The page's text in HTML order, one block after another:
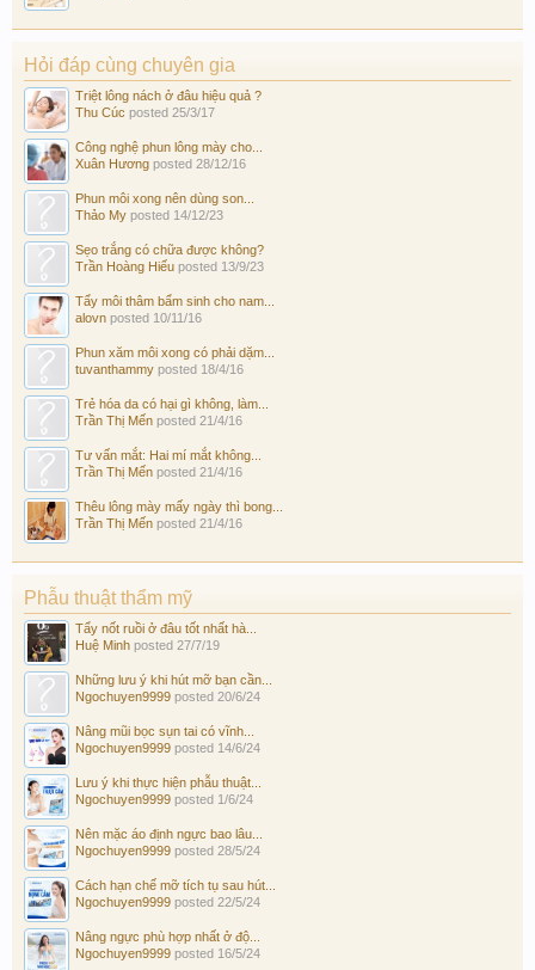
Hỏi đáp cùng chuyên gia
Triệt lông nách ở đâu hiệu quả ?
Thu Cúc posted 25/3/17
Công nghệ phun lông mày cho...
Xuân Hương posted 28/12/16
Phun môi xong nên dùng son...
Thảo My posted 14/12/23
Sẹo trắng có chữa được không?
Trần Hoàng Hiếu posted 13/9/23
Tẩy môi thâm bẩm sinh cho nam...
alovn posted 10/11/16
Phun xăm môi xong có phải dặm...
tuvanthammy posted 18/4/16
Trẻ hóa da có hại gì không, làm...
Trần Thị Mến posted 21/4/16
Tư vấn mắt: Hai mí mắt không...
Trần Thị Mến posted 21/4/16
Thêu lông mày mấy ngày thì bong...
Trần Thị Mến posted 21/4/16
Phẫu thuật thẩm mỹ
Tẩy nốt ruồi ở đâu tốt nhất hà...
Huệ Minh posted 27/7/19
Những lưu ý khi hút mỡ bạn cần...
Ngochuyen9999 posted 20/6/24
Nâng mũi bọc sụn tai có vĩnh...
Ngochuyen9999 posted 14/6/24
Lưu ý khi thực hiện phẫu thuật...
Ngochuyen9999 posted 1/6/24
Nên mặc áo định ngực bao lâu...
Ngochuyen9999 posted 28/5/24
Cách hạn chế mỡ tích tụ sau hút...
Ngochuyen9999 posted 22/5/24
Nâng ngực phù hợp nhất ở độ...
Ngochuyen9999 posted 16/5/24